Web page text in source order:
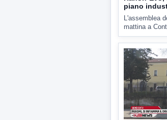
Miasmi, si
lL caso dei